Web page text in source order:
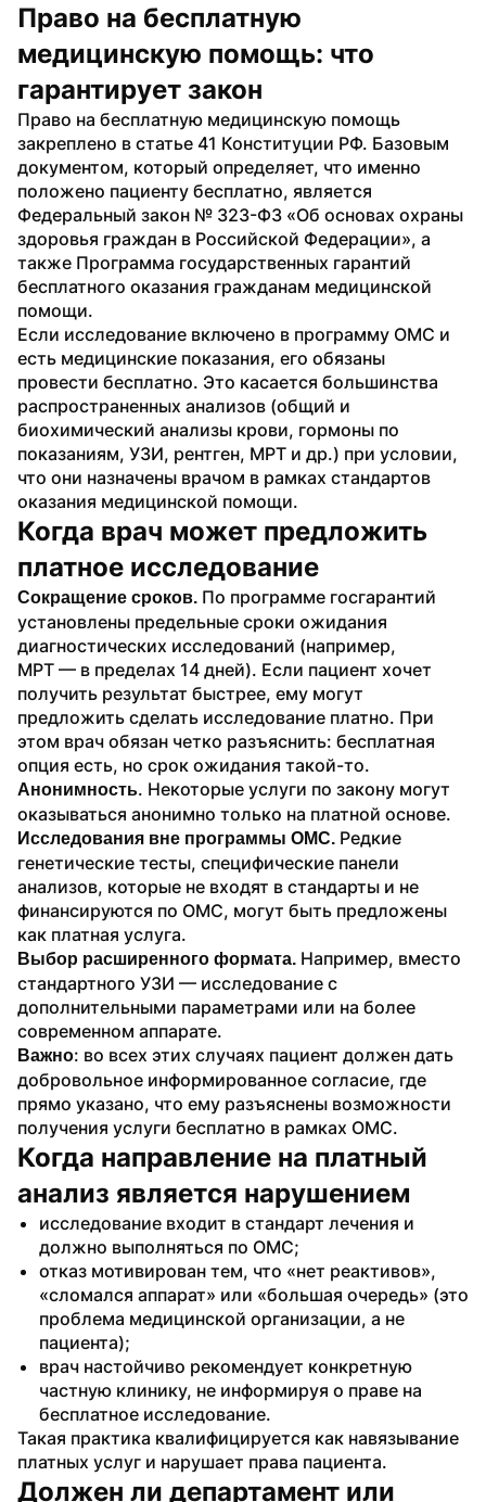
Право на бесплатную
медицинскую помощь: что
гарантирует закон
Право на бесплатную медицинскую помощь
закреплено в статье 41 Конституции РФ. Базовым
документом, который определяет, что именно
положено пациенту бесплатно, является
Федеральный закон № 323-ФЗ «Об основах охраны
здоровья граждан в Российской Федерации», а
также Программа государственных гарантий
бесплатного оказания гражданам медицинской
помощи.
Если исследование включено в программу ОМС и
есть медицинские показания, его обязаны
провести бесплатно. Это касается большинства
распространенных анализов (общий и
биохимический анализы крови, гормоны по
показаниям, УЗИ, рентген, МРТ и др.) при условии,
что они назначены врачом в рамках стандартов
оказания медицинской помощи.
Когда врач может предложить
платное исследование
Сокращение сроков. По программе госгарантий
установлены предельные сроки ожидания
диагностических исследований (например,
МРТ — в пределах 14 дней). Если пациент хочет
получить результат быстрее, ему могут
предложить сделать исследование платно. При
этом врач обязан четко разъяснить: бесплатная
опция есть, но срок ожидания такой-то.
Анонимность. Некоторые услуги по закону могут
оказываться анонимно только на платной основе.
Исследования вне программы ОМС. Редкие
генетические тесты, специфические панели
анализов, которые не входят в стандарты и не
финансируются по ОМС, могут быть предложены
как платная услуга.
Выбор расширенного формата. Например, вместо
стандартного УЗИ — исследование с
дополнительными параметрами или на более
современном аппарате.
Важно: во всех этих случаях пациент должен дать
добровольное информированное согласие, где
прямо указано, что ему разъяснены возможности
получения услуги бесплатно в рамках ОМС.
Когда направление на платный
анализ является нарушением
исследование входит в стандарт лечения и
должно выполняться по ОМС;
отказ мотивирован тем, что «нет реактивов»,
«сломался аппарат» или «большая очередь» (это
проблема медицинской организации, а не
пациента);
врач настойчиво рекомендует конкретную
частную клинику, не информируя о праве на
бесплатное исследование.
Такая практика квалифицируется как навязывание
платных услуг и нарушает права пациента.
Должен ли департамент или